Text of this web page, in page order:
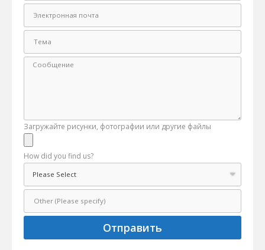
Загружайте рисунки, фотографии или другие файлы
How did you find us?
Отправить